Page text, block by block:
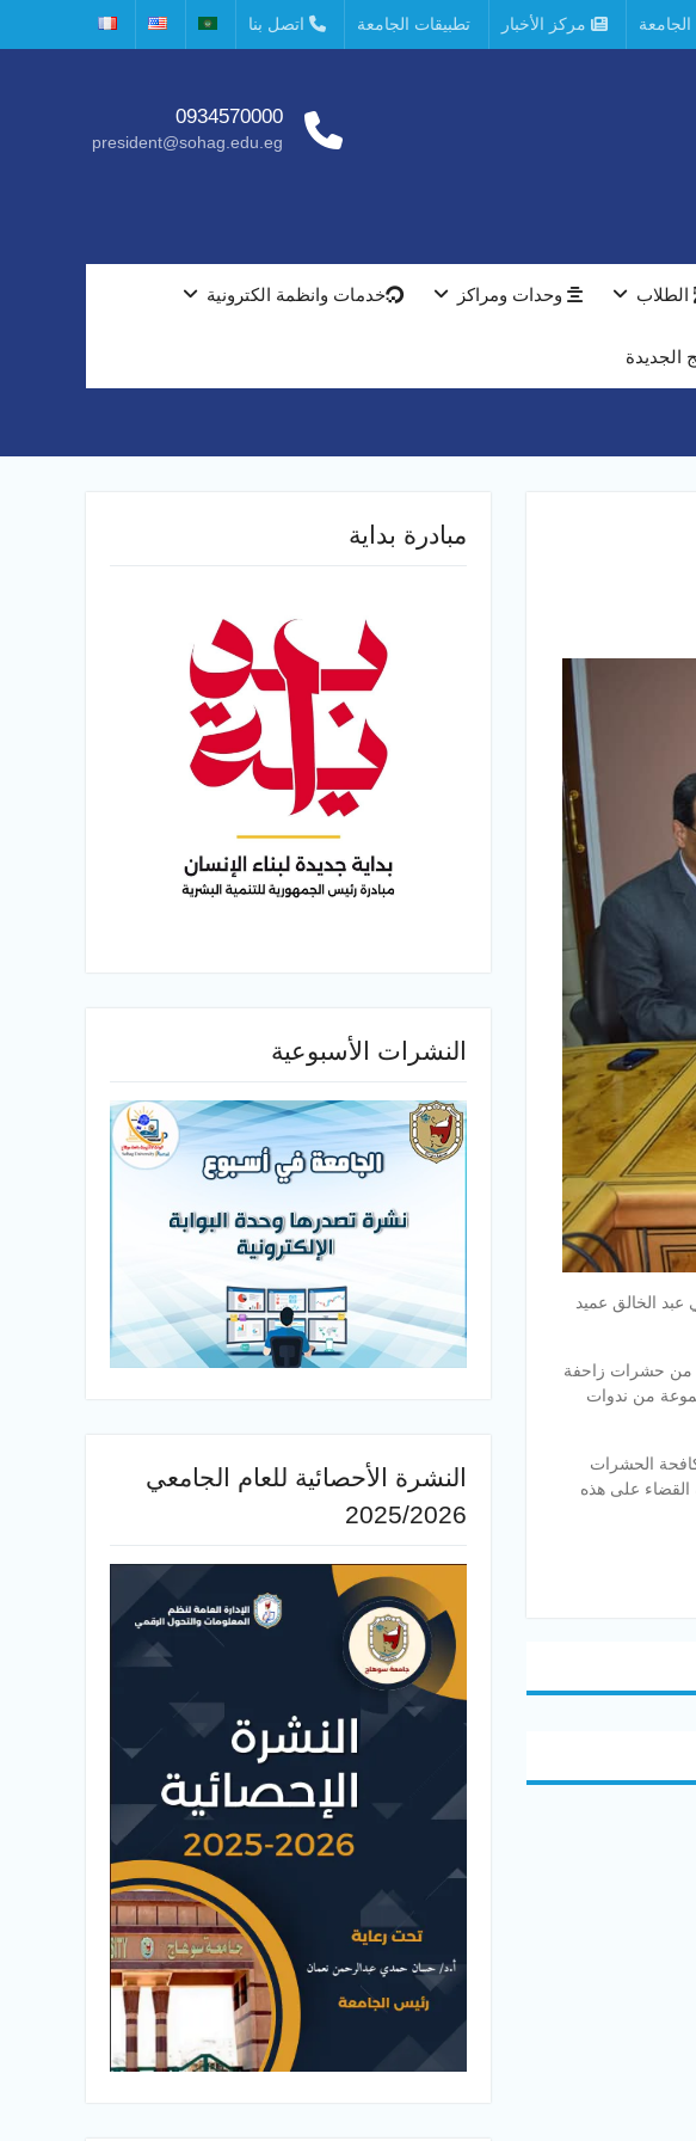
الجامعة مركز الأخبار تطبيقات الجامعة اتصل بنا
0934570000
president@sohag.edu.eg
الطلاب وحدات ومراكز خدمات وانظمة الكترونية
الجديدة
مصطفي عبد الخالق عميد
من حشرات زاحفة
من ندوات
الحشرات
القضاء على هذه
مبادرة بداية
النشرات الأسبوعية
النشرة الأحصائية للعام الجامعي
2025/2026